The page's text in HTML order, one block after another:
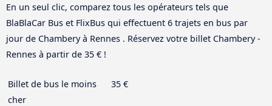
En un seul clic, comparez tous les opérateurs tels que
BlaBlaCar Bus et FlixBus qui effectuent 6 trajets en bus par
jour de Chambery à Rennes . Réservez votre billet Chambery -
Rennes à partir de 35 € !
Billet de bus le moins
cher
35 €